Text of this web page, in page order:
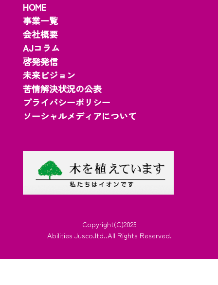
HOME
事業一覧
会社概要
AJコラム
啓発発信
未来ビジョン
苦情解決状況の公表
プライバシーポリシー
ソーシャルメディアについて
Copyright(C)2025
Abilities Jusco.ltd..All Rights Reserved.